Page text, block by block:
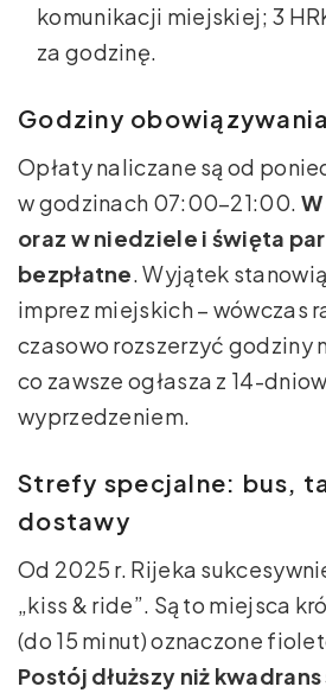
komunikacji miejskiej; 3
za godzinę.
Godziny
Opłaty naliczane są od
w godzinach 07:00–21:00.
oraz w niedziele i święta
bezpłatne. Wyjątek
imprez miejskich – wówczas
czasowo rozszerzyć godziny
co zawsze ogłasza z 14-
wyprzedzeniem.
Strefy specjalne: bus,
dostawy
Od 2025 r. Rijeka
„kiss & ride”. Są to miejsca
(do 15 minut) oznaczone
Postój dłuższy niż